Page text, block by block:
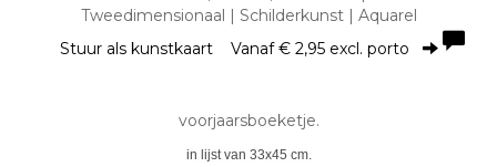
Tweedimensionaal | Schilderkunst | Aquarel
Stuur als kunstkaart Vanaf € 2,95 excl. porto
voorjaarsboeketje.
in lijst van 33x45 cm.